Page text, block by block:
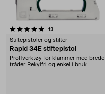
13
Stiftepistoler og stifter
Rapid 34E stiftepistol
Proffverktøy for klammer med brede
tråder. Rekylfri og enkel i bruk.
4.5 av 5 stjerner